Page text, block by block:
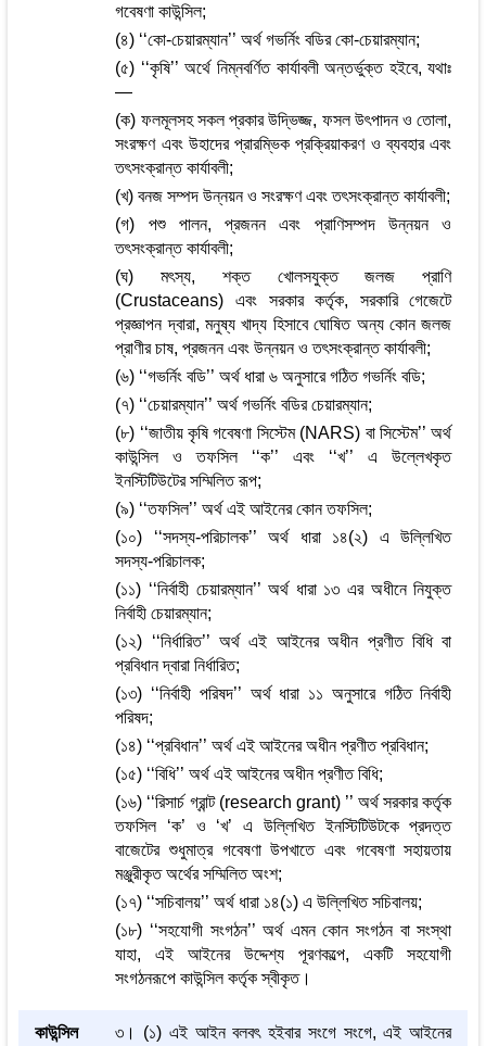
গবেষণা কাউন্সিল;
(৪) ‘‘কো-চেয়ারম্যান’’ অর্থ গভর্নিং বডির কো-চেয়ারম্যান;
(৫) ‘‘কৃষি’’ অর্থে নিম্নবর্ণিত কার্যাবলী অন্তর্ভুক্ত হইবে, যথাঃ
—
(ক) ফলমূলসহ সকল প্রকার উদ্ভিজ্জ, ফসল উৎপাদন ও তোলা,
সংরক্ষণ এবং উহাদের প্রারম্ভিক প্রক্রিয়াকরণ ও ব্যবহার এবং
তৎসংক্রান্ত কার্যাবলী;
(খ) বনজ সম্পদ উন্নয়ন ও সংরক্ষণ এবং তৎসংক্রান্ত কার্যাবলী;
(গ) পশু পালন, প্রজনন এবং প্রাণিসম্পদ উন্নয়ন ও
তৎসংক্রান্ত কার্যাবলী;
(ঘ) মৎস্য, শক্ত খোলসযুক্ত জলজ প্রাণি
(Crustaceans) এবং সরকার কর্তৃক, সরকারি গেজেটে
প্রজ্ঞাপন দ্বারা, মনুষ্য খাদ্য হিসাবে ঘোষিত অন্য কোন জলজ
প্রাণীর চাষ, প্রজনন এবং উন্নয়ন ও তৎসংক্রান্ত কার্যাবলী;
(৬) ‘‘গভর্নিং বডি’’ অর্থ ধারা ৬ অনুসারে গঠিত গভর্নিং বডি;
(৭) ‘‘চেয়ারম্যান’’ অর্থ গভর্নিং বডির চেয়ারম্যান;
(৮) ‘‘জাতীয় কৃষি গবেষণা সিস্টেম (NARS) বা সিস্টেম’’ অর্থ
কাউন্সিল ও তফসিল ‘‘ক’’ এবং ‘‘খ’’ এ উল্লেখকৃত
ইনস্টিটিউটের সম্মিলিত রূপ;
(৯) ‘‘তফসিল’’ অর্থ এই আইনের কোন তফসিল;
(১০) ‘‘সদস্য-পরিচালক’’ অর্থ ধারা ১৪(২) এ উল্লিখিত
সদস্য-পরিচালক;
(১১) ‘‘নির্বাহী চেয়ারম্যান’’ অর্থ ধারা ১৩ এর অধীনে নিযুক্ত
নির্বাহী চেয়ারম্যান;
(১২) ‘‘নির্ধারিত’’ অর্থ এই আইনের অধীন প্রণীত বিধি বা
প্রবিধান দ্বারা নির্ধারিত;
(১৩) ‘‘নির্বাহী পরিষদ’’ অর্থ ধারা ১১ অনুসারে গঠিত নির্বাহী
পরিষদ;
(১৪) ‘‘প্রবিধান’’ অর্থ এই আইনের অধীন প্রণীত প্রবিধান;
(১৫) ‘‘বিধি’’ অর্থ এই আইনের অধীন প্রণীত বিধি;
(১৬) ‘‘রিসার্চ গ্রান্ট (research grant) ’’ অর্থ সরকার কর্তৃক
তফসিল ‘ক’ ও ‘খ’ এ উল্লিখিত ইনস্টিটিউটকে প্রদত্ত
বাজেটের শুধুমাত্র গবেষণা উপখাতে এবং গবেষণা সহায়তায়
মঞ্জুরীকৃত অর্থের সম্মিলিত অংশ;
(১৭) ‘‘সচিবালয়’’ অর্থ ধারা ১৪(১) এ উল্লিখিত সচিবালয়;
(১৮) ‘‘সহযোগী সংগঠন’’ অর্থ এমন কোন সংগঠন বা সংস্থা
যাহা, এই আইনের উদ্দেশ্য পূরণকল্পে, একটি সহযোগী
সংগঠনরূপে কাউন্সিল কর্তৃক স্বীকৃত।
কাউন্সিল
৩। (১) এই আইন বলবৎ হইবার সংগে সংগে, এই আইনের